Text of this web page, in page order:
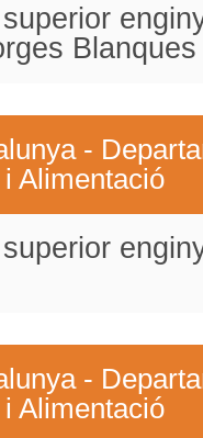
Blanques
-
Alimentació
-
Alimentació